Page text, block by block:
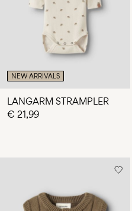
NEW ARRIVALS
LANGARM STRAMPLER
€ 21,99